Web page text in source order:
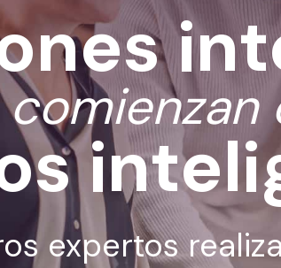
comienzan
expertos